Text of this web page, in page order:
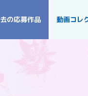
の応募作品 動画コレ